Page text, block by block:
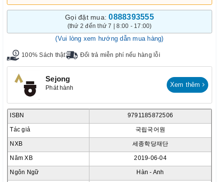
Gọi đặt mua:0888393555
(thứ 2 đến thứ 7 | 8:00 - 17:00)
(Vui lòng xem hướng dẫn mua hàng)
100% Sách thật Đổi trả miễn phí nếu hàng lỗi
Sejong
Phát hành Xem thêm
ISBN 9791185872506
Tác giả 국립국어원
NXB 세종학당재단
Năm XB 2019-06-04
Ngôn Ngữ Hàn - Anh